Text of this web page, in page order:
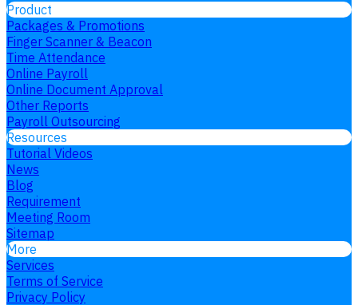
Product
Packages & Promotions
Finger Scanner & Beacon
Time Attendance
Online Payroll
Online Document Approval
Other Reports
Payroll Outsourcing
Resources
Tutorial Videos
News
Blog
Requirement
Meeting Room
Sitemap
More
Services
Terms of Service
Privacy Policy